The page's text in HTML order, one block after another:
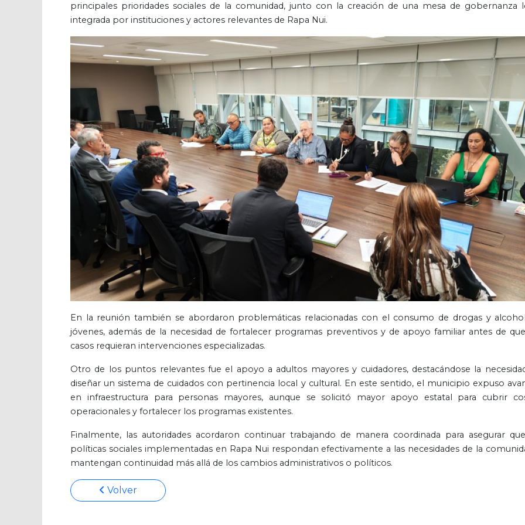
principales prioridades sociales de la comunidad, junto con la creación de una mesa de gobernanza
integrada por instituciones y actores relevantes de Rapa Nui.
En la reunión también se abordaron problemáticas relacionadas con el consumo de drogas y
jóvenes, además de la necesidad de fortalecer programas preventivos y de apoyo familiar antes de
casos requieran intervenciones especializadas.
Otro de los puntos relevantes fue el apoyo a adultos mayores y cuidadores, destacándose la
diseñar un sistema de cuidados con pertinencia local y cultural. En este sentido, el municipio expuso
en infraestructura para personas mayores, aunque se solicitó mayor apoyo estatal para cubrir
operacionales y fortalecer los programas existentes.
Finalmente, las autoridades acordaron continuar trabajando de manera coordinada para asegurar
políticas sociales implementadas en Rapa Nui respondan efectivamente a las necesidades de la
mantengan continuidad más allá de los cambios administrativos o políticos.
Volver